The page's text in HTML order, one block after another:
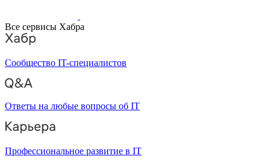
Все сервисы Хабра
Сообщество IT-специалистов
Ответы на любые вопросы об IT
Профессиональное развитие в IT